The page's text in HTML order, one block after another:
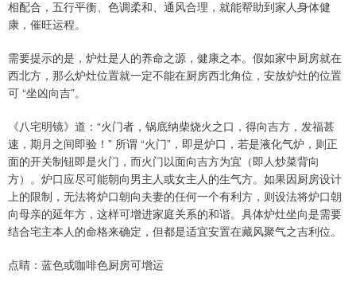
相配合，五行平衡、色调柔和、通风合理，就能帮助到家人身体健
康，催旺运程。
需要提示的是，炉灶是人的养命之源，健康之本。假如家中厨房就在
西北方，那么炉灶位置就一定不能在厨房西北角位，安放炉灶的位置
可 “坐凶向吉”。
《八宅明镜》道：“火门者，锅底纳柴烧火之口，得向吉方，发福甚
速，期月之间即验！” 所谓 “火门”，即是炉口，若是液化气炉，则正
面的开关制钮即是火门，而火门以面向吉方为宜（即人炒菜背向
方）。炉口应尽可能朝向男主人或女主人的生气方。如果因厨房设计
上的限制，无法将炉口朝向夫妻的任何一个有利方，则设法将炉口朝
向母亲的延年方，这样可增进家庭关系的和谐。具体炉灶坐向是需要
结合宅主本人的命格来确定，但都是适宜安置在藏风聚气之吉利位。
点睛：蓝色或咖啡色厨房可增运